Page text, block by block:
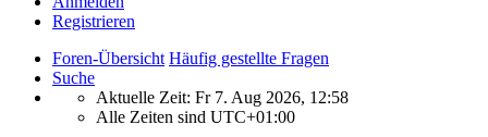
Registrieren
Foren-Übersicht Häufig gestellte Fragen
Suche
Aktuelle Zeit: Fr 7. Aug 2026, 12:58
Alle Zeiten sind UTC+01:00